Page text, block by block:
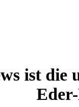
ist die